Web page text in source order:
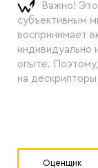
Важно! Это
субъективным
воспринимает
индивидуально
опыте.
на
Оценщик